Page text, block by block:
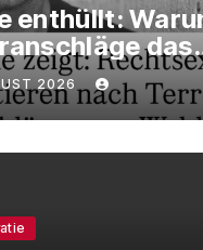
enthüllt:
das
die AfD
profitiert
2026